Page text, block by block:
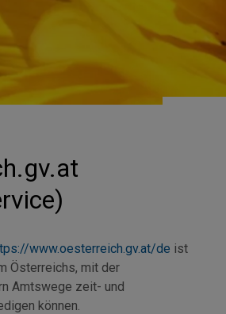
www.oesterreich.gv.at/de ist
Österreichs, mit der
Amtswege zeit- und
können.